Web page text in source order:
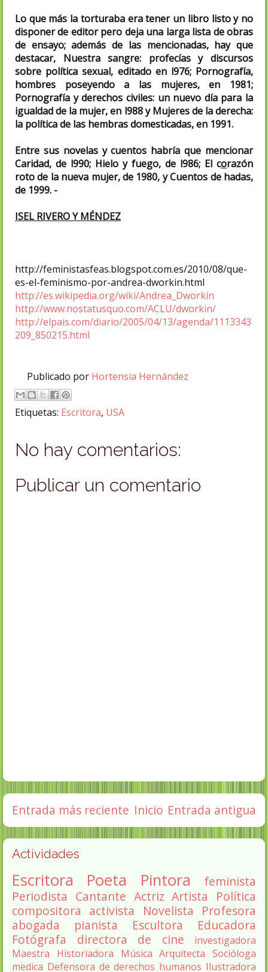
Lo que más la torturaba era tener un libro listo y no
disponer de editor pero deja una larga lista de obras
de ensayo; además de las mencionadas, hay que
destacar, Nuestra sangre: profecías y discursos
sobre política sexual, editado en l976; Pornografía,
hombres poseyendo a las mujeres, en 1981;
Pornografía y derechos civiles: un nuevo día para la
igualdad de la mujer, en l988 y Mujeres de la derecha:
la política de las hembras domesticadas, en 1991.
Entre sus novelas y cuentos habría que mencionar
Caridad, de l990; Hielo y fuego, de l986; El corazón
roto de la nueva mujer, de 1980, y Cuentos de hadas,
de 1999. -
ISEL RIVERO Y MÉNDEZ
http://feministasfeas.blogspot.com.es/2010/08/que-
es-el-feminismo-por-andrea-dworkin.html
http://es.wikipedia.org/wiki/Andrea_Dworkin
http://www.nostatusquo.com/ACLU/dworkin/
http://elpais.com/diario/2005/04/13/agenda/1113343
209_850215.html
Publicado por Hortensia Hernández
Etiquetas: Escritora, USA
No hay comentarios:
Publicar un comentario
Entrada más reciente Entrada antigua
Inicio
Actividades
Escritora Poeta Pintora
feminista
Periodista Cantante Actriz Artista
Política
compositora activista Novelista
Profesora
abogada
pianista Escultora
Educadora
Fotógrafa
directora de cine
investigadora
Maestra
Historiadora Música Arquitecta Socióloga
medica Defensora de derechos humanos Ilustradora